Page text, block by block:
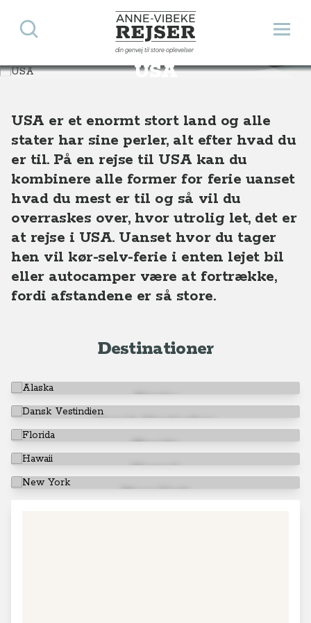
Anne-Vibeke Rejser
din genvej til store oplevelser
Åbn
Søg
USA
Destinationer Nordamerika USA
USA er et enormt stort land og alle
stater har sine perler, alt efter hvad du
er til. På en rejse til USA kan du
kombinere alle former for ferie uanset
hvad du mest er til og så vil du
overraskes over, hvor utrolig let, det er
at rejse i USA. Uanset hvor du tager
hen vil kør-selv-ferie i enten lejet bil
eller autocamper være at fortrække,
fordi afstandene er så store.
Destinationer
Alaska
Dansk Vestindien
Florida
Hawaii
New York